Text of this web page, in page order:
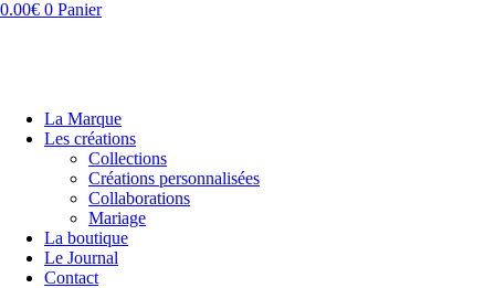
Aller
0.00€ 0 Panier
La Marque
Les créations
Collections
Créations personnalisées
Collaborations
Mariage
La boutique
Le Journal
Contact